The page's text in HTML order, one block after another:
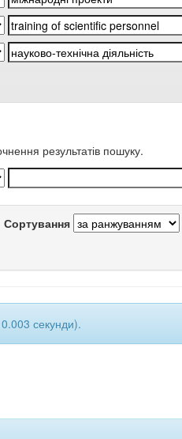
результатів пошуку.
Сортування
секунди).